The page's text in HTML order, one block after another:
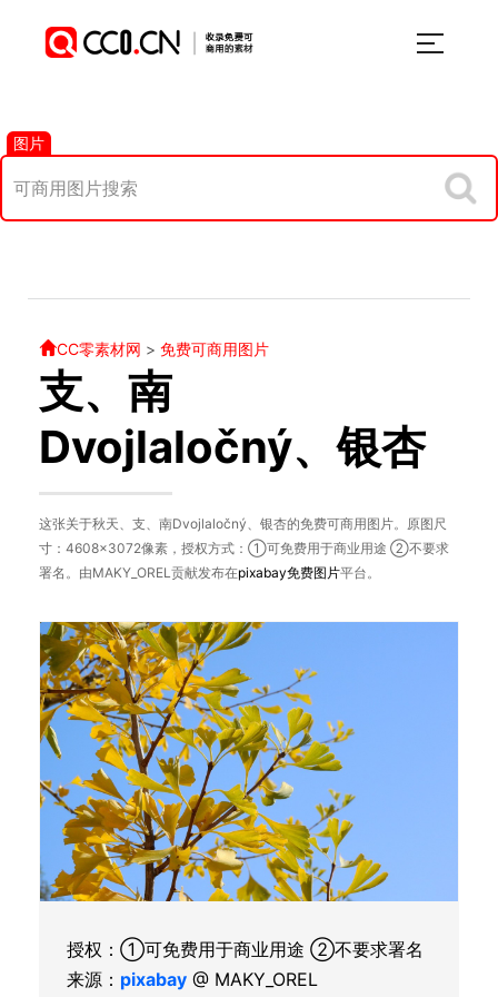
图片
CC零素材网 > 免费可商用图片
支、南
Dvojlaločný、银杏
这张关于秋天、支、南Dvojlaločný、银杏的免费可商用图片。原图尺
寸：4608×3072像素，授权方式：①可免费用于商业用途 ②不要求
署名。由MAKY_OREL贡献发布在pixabay免费图片平台。
授权：①可免费用于商业用途 ②不要求署名
来源： pixabay @ MAKY_OREL